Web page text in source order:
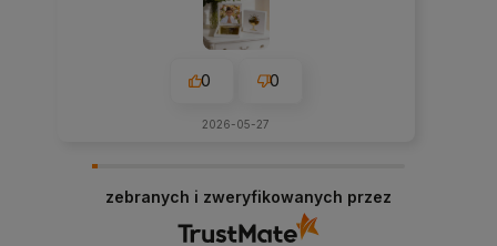
0 0
2026-05-27
zebranych i zweryfikowanych przez